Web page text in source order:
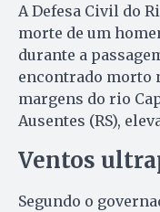
A Defesa Civil do
morte de um
durante a
encontrado morto
margens do rio
Ausentes (RS),
Ventos
Segundo o